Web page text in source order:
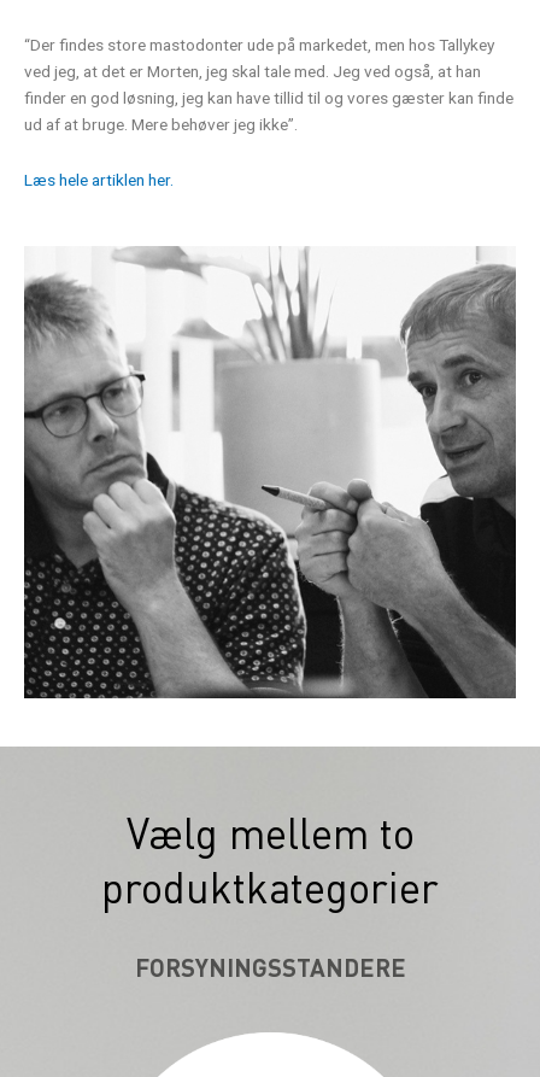
“Der findes store mastodonter ude på markedet, men hos Tallykey
ved jeg, at det er Morten, jeg skal tale med. Jeg ved også, at han
finder en god løsning, jeg kan have tillid til og vores gæster kan finde
ud af at bruge. Mere behøver jeg ikke”.
Læs hele artiklen her.
Vælg mellem to
produktkategorier
FORSYNINGSSTANDERE